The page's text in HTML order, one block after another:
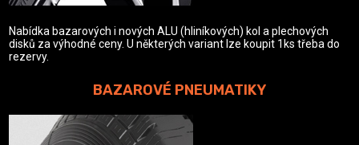
Nabídka bazarových i nových ALU (hliníkových) kol a plechových
disků za výhodné ceny. U některých variant lze koupit 1ks třeba do
rezervy.
BAZAROVÉ PNEUMATIKY